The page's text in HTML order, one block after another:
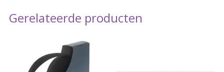
Gerelateerde producten